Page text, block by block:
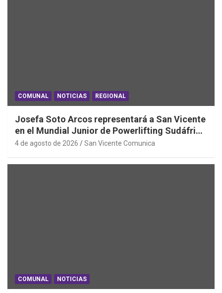
COMUNAL NOTICIAS REGIONAL
Josefa Soto Arcos representará a San Vicente
en el Mundial Junior de Powerlifting Sudáfrica
2026
4 de agosto de 2026 San Vicente Comunica
COMUNAL NOTICIAS